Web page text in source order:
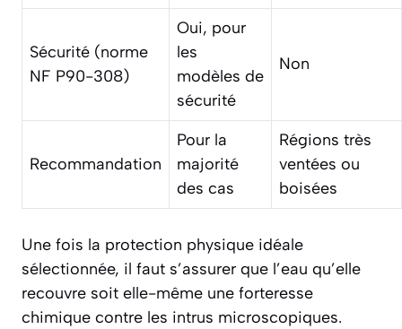
Sécurité (norme
NF P90-308)
Oui, pour
les
modèles de
sécurité
Non
Recommandation
Pour la
majorité
des cas
Régions très
ventées ou
boisées
Une fois la protection physique idéale
sélectionnée, il faut s’assurer que l’eau qu’elle
recouvre soit elle-même une forteresse
chimique contre les intrus microscopiques.